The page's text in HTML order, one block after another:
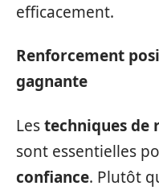
efficacement.
Renforcement
gagnante
Lestechniques de
sont essentielles
confiance. Plutôt